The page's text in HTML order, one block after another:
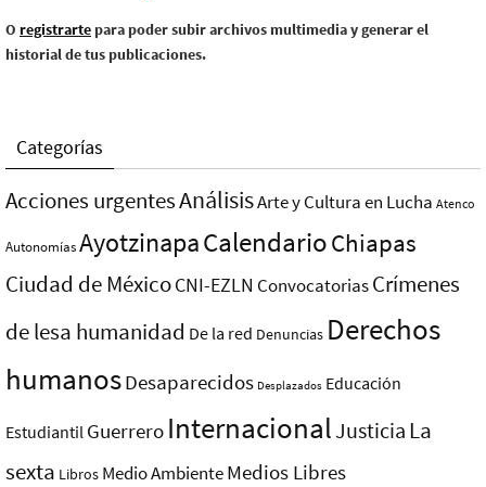
O registrarte para poder subir archivos multimedia y generar el
historial de tus publicaciones.
Categorías
Acciones urgentesAnálisisArte y Cultura en Lucha Atenco
AutonomíasAyotzinapaCalendarioChiapas
Ciudad de MéxicoCNI-EZLN ConvocatoriasCrímenes
de lesa humanidad De la red Denuncias Derechos
humanosDesaparecidos Desplazados Educación
Estudiantil Guerrero InternacionalJusticia La
sexta Libros Medio AmbienteMedios Libres